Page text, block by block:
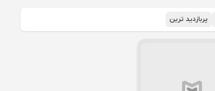
پربازدید ترین